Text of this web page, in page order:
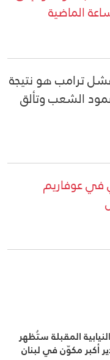
ترامب هو نتيجة
الشعب وتألق
في عوفاريم
المقبلة ستُظهر
أكبر مكوّن في لبنان